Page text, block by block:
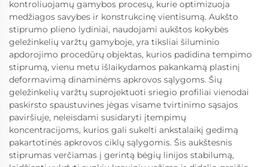
kontroliuojamų gamybos procesų, kurie optimizuoja
medžiagos savybes ir konstrukcinę vientisumą. Aukšto
stiprumo plieno lydiniai, naudojami aukštos kokybės
geležinkelių varžtų gamyboje, yra tiksliai šiluminio
apdorojimo procedūrų objektas, kurios padidina tempimo
stiprumą, vienu metu išlaikydamos pakankamą plastinį
deformavimą dinaminėms apkrovos sąlygoms. Šių
geležinkelių varžtų suprojektuoti sriegio profiliai vienodai
paskirsto spaustuvines jėgas visame tvirtinimo sąsajos
paviršiuje, neleisdami susidaryti įtempimų
koncentracijoms, kurios gali sukelti ankstalaikį gedimą
pakartotinės apkrovos ciklų sąlygomis. Šis aukštesnis
stiprumas verčiamas į gerintą bėgių linijos stabilumą,